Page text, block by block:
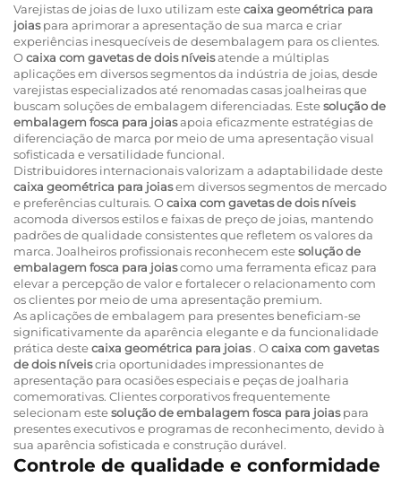
Varejistas de joias de luxo utilizam estecaixa geométrica para
joiaspara aprimorar a apresentação de sua marca e criar
experiências inesquecíveis de desembalagem para os clientes.
Ocaixa com gavetas de dois níveisatende a múltiplas
aplicações em diversos segmentos da indústria de joias, desde
varejistas especializados até renomadas casas joalheiras que
buscam soluções de embalagem diferenciadas. Estesolução de
embalagem fosca para joiasapoia eficazmente estratégias de
diferenciação de marca por meio de uma apresentação visual
sofisticada e versatilidade funcional.
Distribuidores internacionais valorizam a adaptabilidade deste
caixa geométrica para joiasem diversos segmentos de mercado
e preferências culturais. Ocaixa com gavetas de dois níveis
acomoda diversos estilos e faixas de preço de joias, mantendo
padrões de qualidade consistentes que refletem os valores da
marca. Joalheiros profissionais reconhecem estesolução de
embalagem fosca para joiascomo uma ferramenta eficaz para
elevar a percepção de valor e fortalecer o relacionamento com
os clientes por meio de uma apresentação premium.
As aplicações de embalagem para presentes beneficiam-se
significativamente da aparência elegante e da funcionalidade
prática destecaixa geométrica para joias. Ocaixa com gavetas
de dois níveiscria oportunidades impressionantes de
apresentação para ocasiões especiais e peças de joalharia
comemorativas. Clientes corporativos frequentemente
selecionam estesolução de embalagem fosca para joiaspara
presentes executivos e programas de reconhecimento, devido à
sua aparência sofisticada e construção durável.
Controle de qualidade e conformidade